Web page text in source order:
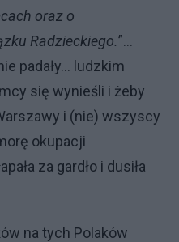
oraz o
Radzieckiego.”...
padały... ludzkim
się wynieśli i żeby
i (nie) wszyscy
okupacji
za gardło i dusiła
na tych Polaków